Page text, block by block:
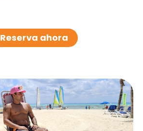
Reserva ahora